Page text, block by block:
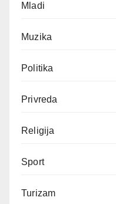
Mladi
Muzika
Politika
Privreda
Religija
Sport
Turizam